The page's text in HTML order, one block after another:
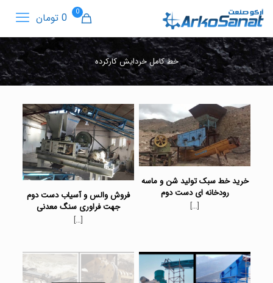
0 0 تومان
خط کامل خردایش کارکرده
خرید خط سبک تولید شن و ماسه
رودخانه ای دست دوم
[…]
فروش والس و آسیاب دست دوم
جهت فراوری سنگ معدنی
[…]